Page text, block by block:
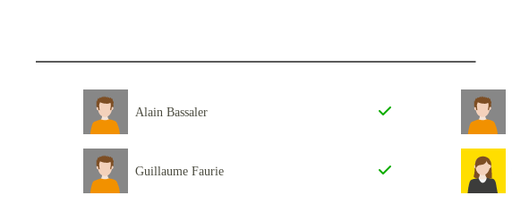
Alain Bassaler
Guillaume Faurie